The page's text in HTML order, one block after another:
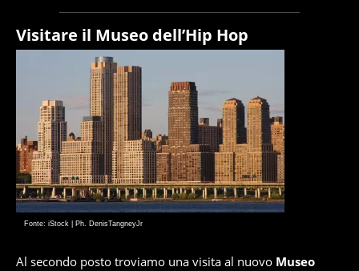
Visitare il Museo dell’Hip Hop
Fonte: iStock | Ph. DenisTangneyJr
Al secondo posto troviamo una visita al nuovo Museo